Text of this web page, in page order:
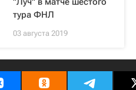
тура ФНЛ
03 августа 2019